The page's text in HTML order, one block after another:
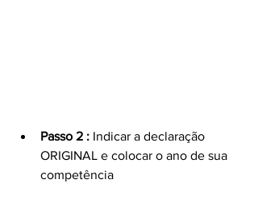
Passo 2 : Indicar a declaração
ORIGINAL e colocar o ano de sua
competência